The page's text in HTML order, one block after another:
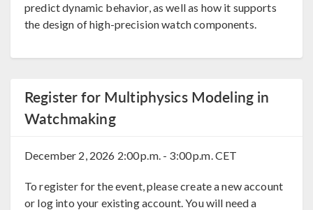
predict dynamic behavior, as well as how it supports
the design of high-precision watch components.
Register for Multiphysics Modeling in
Watchmaking
December 2, 2026 2:00 p.m. - 3:00 p.m. CET
To register for the event, please create a new account
or log into your existing account. You will need a